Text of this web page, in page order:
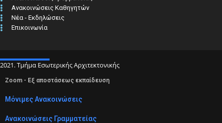
Ανακοινώσεις Καθηγητών
Νέα - Εκδηλώσεις
Επικοινωνία
2021. Τμήμα Εσωτερικής Αρχιτεκτονικής
Zoom - Εξ αποστάσεως εκπαίδευση
Μόνιμες Ανακοινώσεις
Ανακοινώσεις Γραμματείας